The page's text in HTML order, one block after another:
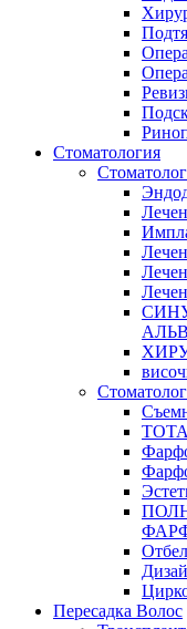
Стоматология
Пересадка Волос